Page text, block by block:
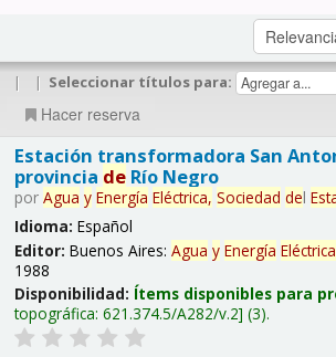
| | Seleccionar títulos para:
Hacer reserva
Estación transformadora San
provincia deRío Negro
por Agua y Energía Eléctrica, Sociedad del
Idioma: Español
Editor: Buenos Aires: Agua y Energía
1988
Disponibilidad: Ítems disponibles para
topográfica: 621.374.5/A282/v.2 (3).